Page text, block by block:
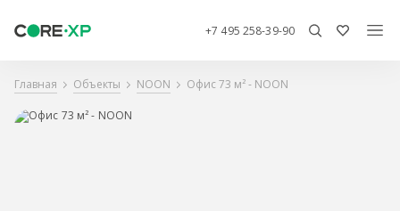
+7 495 258-39-90
Главная Объекты NOON Офис 73 м² - NOON